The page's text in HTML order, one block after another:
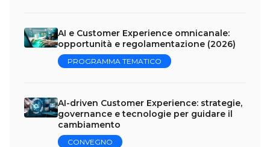
AI e Customer Experience omnicanale:
opportunità e regolamentazione (2026)
PROGRAMMA TEMATICO
AI-driven Customer Experience: strategie,
governance e tecnologie per guidare il
cambiamento
CONVEGNO